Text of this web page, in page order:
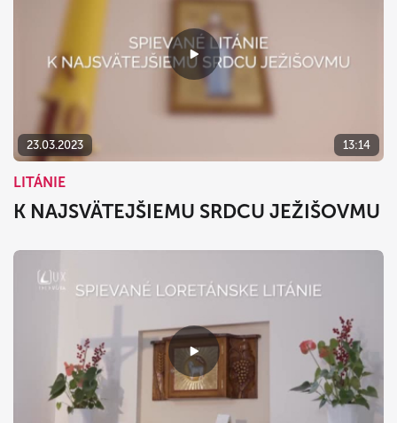
23.03.2023 13:14
LITÁNIE
K NAJSVÄTEJŠIEMU SRDCU JEŽIŠOVMU